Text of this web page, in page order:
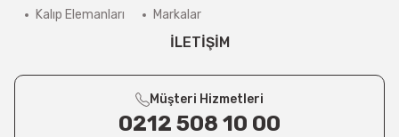
Kalıp Elemanları
Markalar
İLETİŞİM
Müşteri Hizmetleri
0212 508 10 00